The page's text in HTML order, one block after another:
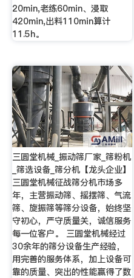
20min,老练60min、浸取
420min,出料110min算计
11.5h。
三圆堂机械_振动筛厂家_筛粉机
_筛选设备_筛分机【龙头企业】
三圆堂机械征战筛分机市场多
年，主营振动筛、摇摆筛、气流
筛、旋振筛等筛分设备，始终坚
守初心，严守质量关，诚信服务
每一位客户。 三圆堂机械经过
30余年的筛分设备生产经验，
用完善的服务体系，加上设备可
靠的质量、突出的性能赢得了数